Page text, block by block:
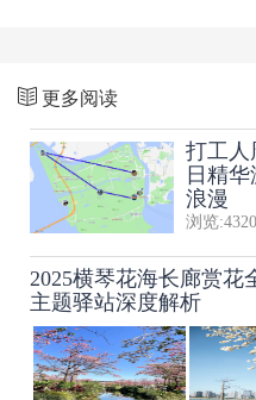
更多阅读
打工人
日精
浪漫
浏览:4320
2025横琴花海长廊赏花
主题驿站深度解析